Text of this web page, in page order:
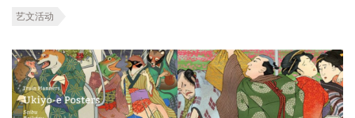
艺文活动